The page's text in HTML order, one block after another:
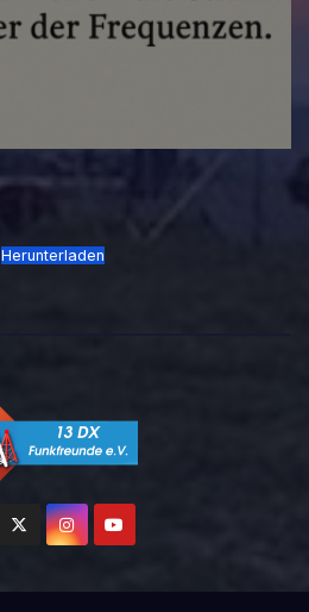
Herunterladen